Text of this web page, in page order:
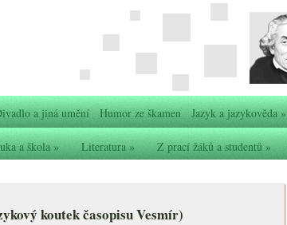
a jiná umění Humor ze škamen Jazyk a jazykověda»
a škola» Literatura» Z prací žáků a studentů»
koutek časopisu Vesmír)